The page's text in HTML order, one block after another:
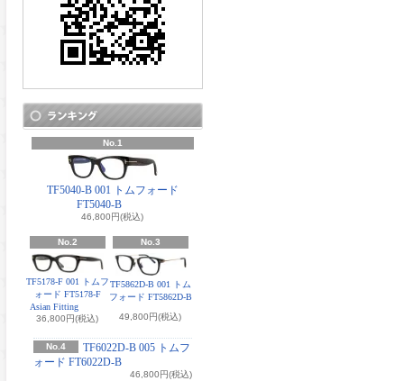
No.1
TF5040-B 001 トムフォード
FT5040-B
46,800円(税込)
No.2
TF5178-F 001 トムフ
ォード FT5178-F
Asian Fitting
36,800円(税込)
No.3
TF5862D-B 001 トム
フォード FT5862D-B
49,800円(税込)
No.4
TF6022D-B 005 トムフ
ォード FT6022D-B
46,800円(税込)